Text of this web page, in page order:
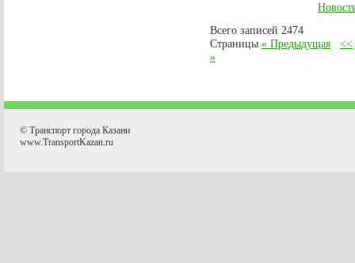
Всего записей 2474
Страницы « Предыдущая
<<
»
© Транспорт города Казани
www.TransportKazan.ru